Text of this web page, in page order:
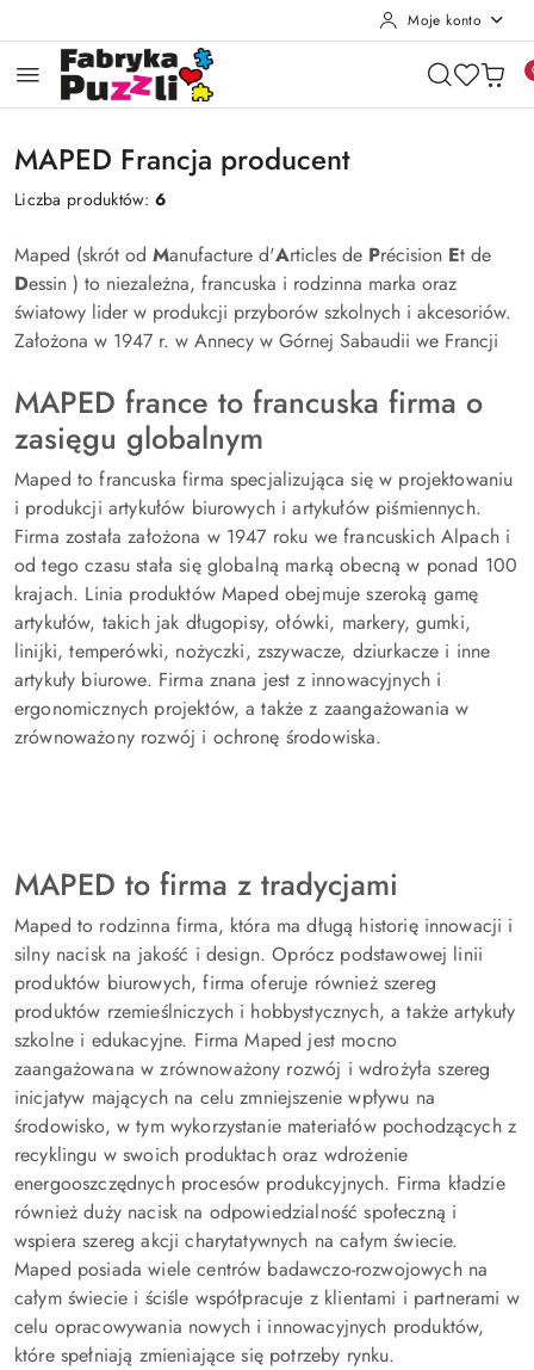
Moje konto
MAPED Francja producent
Liczba produktów:6
Maped (skrót od Manufacture d'Articles de Précision Et de
Dessin ) to niezależna, francuska i rodzinna marka oraz
światowy lider w produkcji przyborów szkolnych i akcesoriów.
Założona w 1947 r. w Annecy w Górnej Sabaudii we Francji
MAPED france to francuska firma o
zasięgu globalnym
Maped to francuska firma specjalizująca się w projektowaniu
i produkcji artykułów biurowych i artykułów piśmiennych.
Firma została założona w 1947 roku we francuskich Alpach i
od tego czasu stała się globalną marką obecną w ponad 100
krajach. Linia produktów Maped obejmuje szeroką gamę
artykułów, takich jak długopisy, ołówki, markery, gumki,
linijki, temperówki, nożyczki, zszywacze, dziurkacze i inne
artykuły biurowe. Firma znana jest z innowacyjnych i
ergonomicznych projektów, a także z zaangażowania w
zrównoważony rozwój i ochronę środowiska.
MAPED to firma z tradycjami
Maped to rodzinna firma, która ma długą historię innowacji i
silny nacisk na jakość i design. Oprócz podstawowej linii
produktów biurowych, firma oferuje również szereg
produktów rzemieślniczych i hobbystycznych, a także artykuły
szkolne i edukacyjne. Firma Maped jest mocno
zaangażowana w zrównoważony rozwój i wdrożyła szereg
inicjatyw mających na celu zmniejszenie wpływu na
środowisko, w tym wykorzystanie materiałów pochodzących z
recyklingu w swoich produktach oraz wdrożenie
energooszczędnych procesów produkcyjnych. Firma kładzie
również duży nacisk na odpowiedzialność społeczną i
wspiera szereg akcji charytatywnych na całym świecie.
Maped posiada wiele centrów badawczo-rozwojowych na
całym świecie i ściśle współpracuje z klientami i partnerami w
celu opracowywania nowych i innowacyjnych produktów,
które spełniają zmieniające się potrzeby rynku.